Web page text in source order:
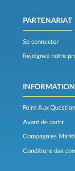
PARTENARIAT
Se connecter
Rejoignez notre
Foire Aux
Avant de partir
Compagnies
Conditions des